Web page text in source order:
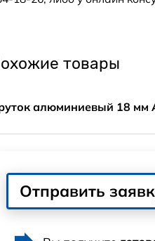
товары
алюминиевый 18 мм
Отправить